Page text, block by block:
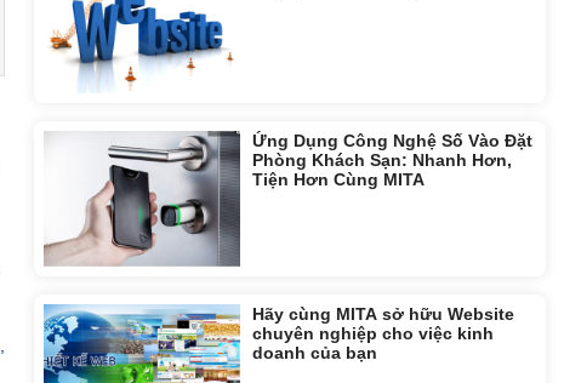
Ứng Dụng Công Nghệ Số Vào Đặt
Phòng Khách Sạn: Nhanh Hơn,
Tiện Hơn Cùng MITA
Hãy cùng MITA sở hữu Website
chuyên nghiệp cho việc kinh
doanh của bạn